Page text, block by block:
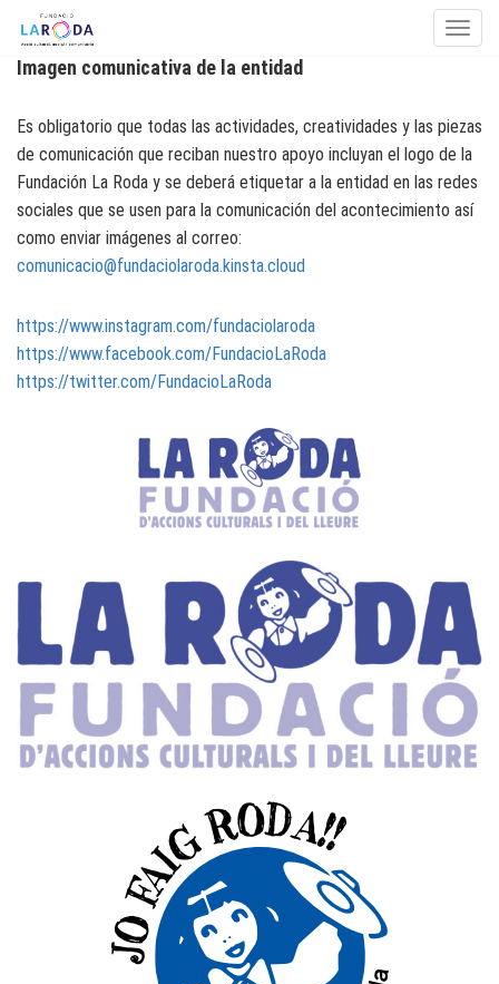
Skip to content
Imagen comunicativa de la entidad
Es obligatorio que todas las actividades, creatividades y las piezas
de comunicación que reciban nuestro apoyo incluyan el logo de la
Fundación La Roda y se deberá etiquetar a la entidad en las redes
sociales que se usen para la comunicación del acontecimiento así
como enviar imágenes al correo:
comunicacio@fundaciolaroda.kinsta.cloud
https://www.instagram.com/fundaciolaroda
https://www.facebook.com/FundacioLaRoda
https://twitter.com/FundacioLaRoda